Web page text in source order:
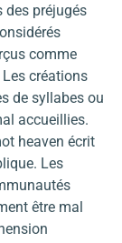
des préjugés
comme
créations
de syllabes ou
accueillies.
heaven écrit
Les
être mal